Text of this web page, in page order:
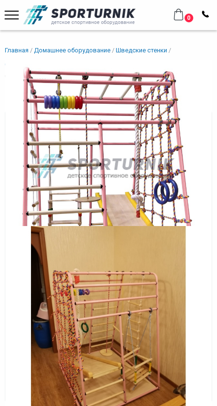
0
Главная Домашнее оборудование
Шведские стенки
Для малышей
ДСК "Весёлый малыш" NEXT Горка с мягкими бортиками Розовый
ДСК "Весёлый малыш" NEXT Горка
с мягкими бортиками Розовый